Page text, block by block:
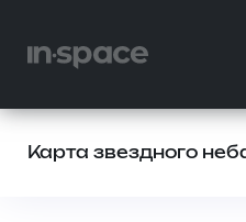
Карта звездного